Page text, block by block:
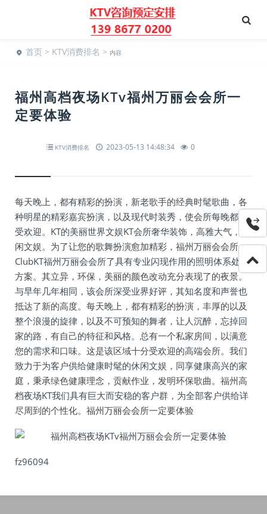
首页 > KTV消费排名 > 内容
福州高档夜场KTv福州万丽会会所一
定要体验
KTV消费排名 2023-05-13 14:48:34 0
每天晚上，都有精彩的扮演，新老歌手的经典时髦歌曲，各
种明星的精彩嘉宾扮演，以及现代时装秀，使会所每晚都很
受欢迎。KT的美丽世界文娱KT会所奢华装饰，高雅大气，休
闲文娱。为了让您的歌舞扮演愈加精彩，福州万丽会会所
ClubKT福州万丽会会所了具有专业闪现作用的照明体系处理
方案。其立异，环保，美丽的颜色改动充分表现了的夜景。
与早年几年相同，该会所深受业界好评，其知名度和声誉也
抵达了新的高度。每天晚上，都有精彩的扮演，丰厚的以及
整个浪漫的旋律，以及不可预知的舞者，让人沉醉，忘掉回
家的路，有自己的特征和风格。总有一个私家房间，以满意
您的需求和口味。这是该区域十分受欢迎的高端会所。我们
致力于为客户供给健康时髦的休闲文娱，同享健康高兴的家
庭，秉承绿色健康理念，贡献作业，发明环保歌曲。福州高
档夜场KT我们具有巨大而安稳的客户群，为全部客户供给详
尽周到的个性化。福州万丽会会所一定要体验
fz96094